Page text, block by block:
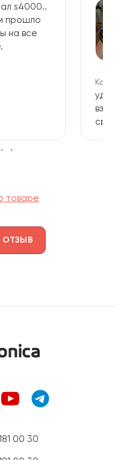
s4000..
прошло
на все
взяли
сразу
товаре
ОТЗЫВ
00 30